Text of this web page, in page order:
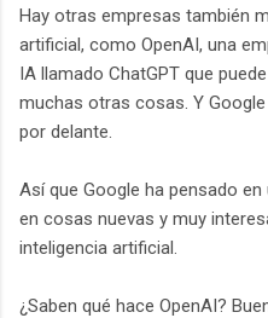
Hay otras empresas también
artificial, como OpenAI, una
IA llamado ChatGPT que
muchas otras cosas. Y
por delante.
Así que Google ha pensado
en cosas nuevas y muy
inteligencia artificial.
¿Saben qué hace OpenAI?